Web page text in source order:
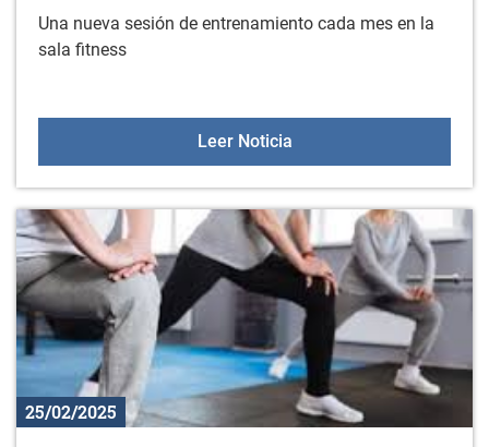
Una nueva sesión de entrenamiento cada mes en la
sala fitness
Leer NoticiaSesiones de
25/02/2025